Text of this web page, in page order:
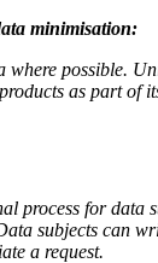
minimisation:
where possible.
as part of
process for data
subjects can
a request.